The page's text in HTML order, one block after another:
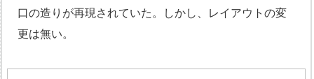
口の造りが再現されていた。しかし、レイアウトの変
更は無い。